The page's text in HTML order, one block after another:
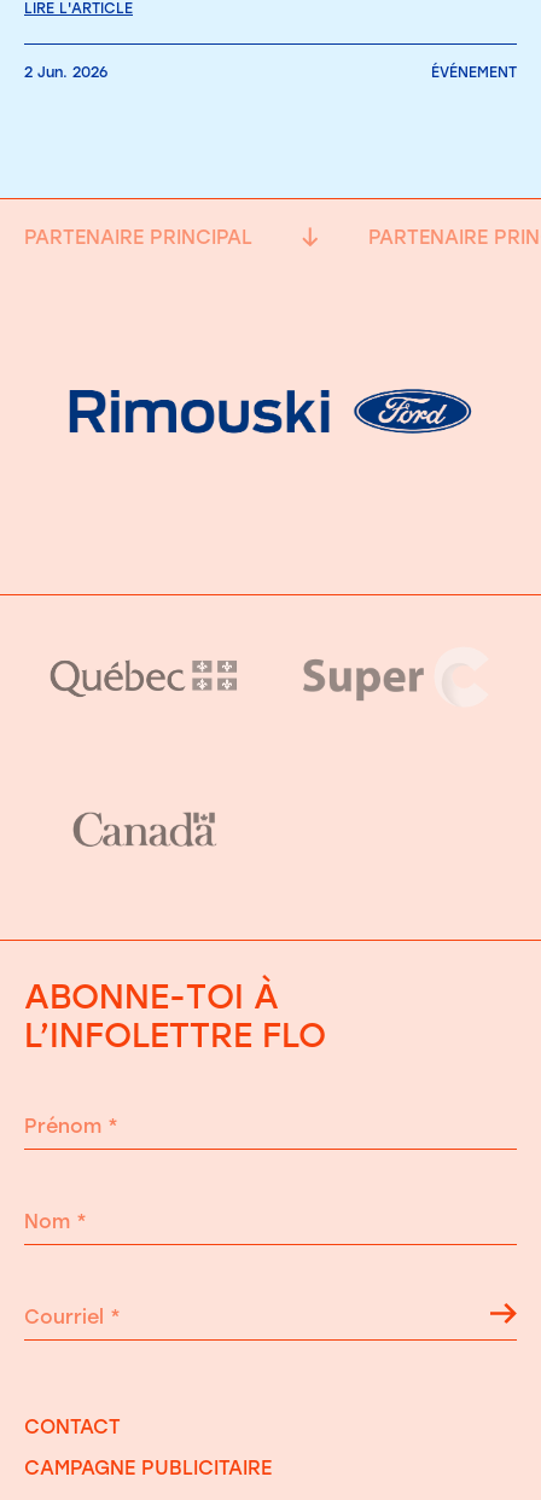
LIRE L'ARTICLE
2 Jun. 2026 ÉVÉNEMENT
PARTENAIRE PRINCIPAL PARTENAIRE
ABONNE-TOI À
L’INFOLETTRE FLO
Prénom *
Nom *
Courriel *
CONTACT
CAMPAGNE PUBLICITAIRE